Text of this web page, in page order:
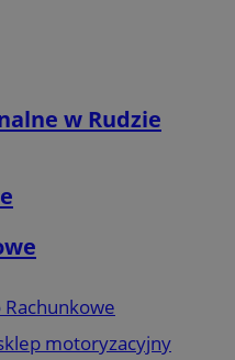
w Rudzie
motoryzacyjny